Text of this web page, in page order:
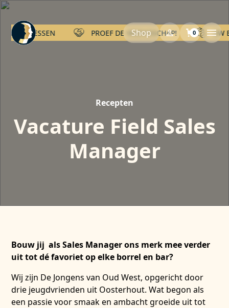
2 FLESSEN PROEF DE VRIENDSCHAP! UW
Shop 0
Recepten
Vacature Field Sales
Manager
Bouw jij als Sales Manager ons merk mee verder
uit tot dé favoriet op elke borrel en bar?
Wij zijn De Jongens van Oud West, opgericht door
drie jeugdvrienden uit Oosterhout. Wat begon als
een passie voor smaak en ambacht groeide uit tot